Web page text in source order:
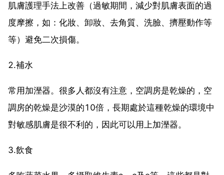
肌膚護理手法上改善（過敏期間，減少對肌膚表面的過
度摩擦，如：化妝、卸妝、去角質、洗臉、擠壓動作等
等）避免二次損傷。
2.補水
常用加溼器。很多人都沒有注意，空調房是乾燥的，空
調房的乾燥是沙漠的10倍，長期處於這種乾燥的環境中
對敏感肌膚是很不利的，因此可以用上加溼器。
3.飲食